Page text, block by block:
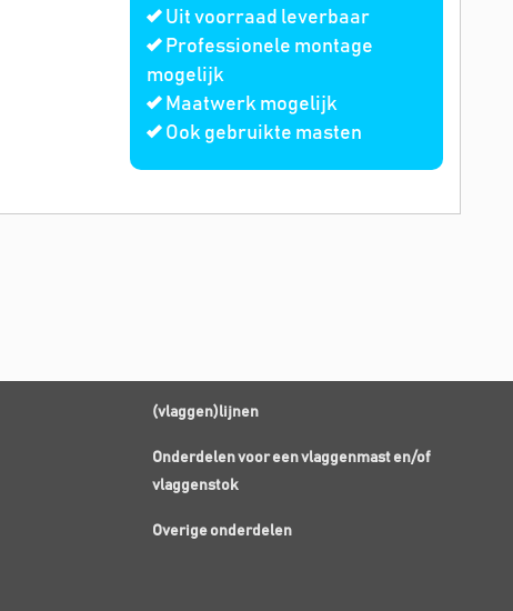
Uit voorraad leverbaar
Professionele montage
mogelijk
Maatwerk mogelijk
Ook gebruikte masten
(vlaggen)lijnen
Onderdelen voor een vlaggenmast en/of
vlaggenstok
Overige onderdelen